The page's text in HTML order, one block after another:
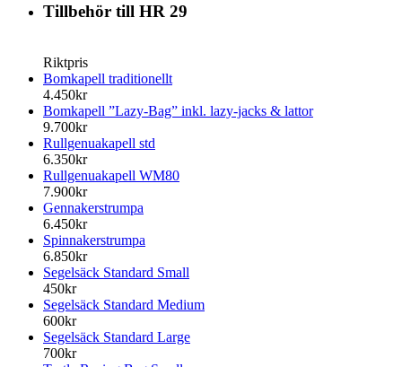
Tillbehör till HR 29
Riktpris
Bomkapell traditionellt
4.450kr
Bomkapell ”Lazy-Bag” inkl. lazy-jacks & lattor
9.700kr
Rullgenuakapell std
6.350kr
Rullgenuakapell WM80
7.900kr
Gennakerstrumpa
6.450kr
Spinnakerstrumpa
6.850kr
Segelsäck Standard Small
450kr
Segelsäck Standard Medium
600kr
Segelsäck Standard Large
700kr